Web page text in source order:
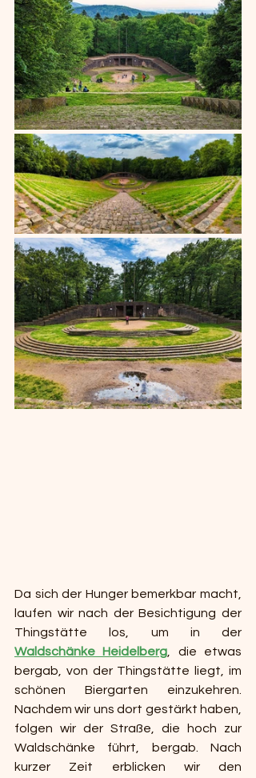
Da sich der Hunger bemerkbar macht,
laufen wir nach der Besichtigung der
Waldschänke Heidelberg , die etwas
bergab, von der Thingstätte liegt, im
schönen Biergarten einzukehren.
Nachdem wir uns dort gestärkt haben,
folgen wir der Straße, die hoch zur
Waldschänke führt, bergab. Nach